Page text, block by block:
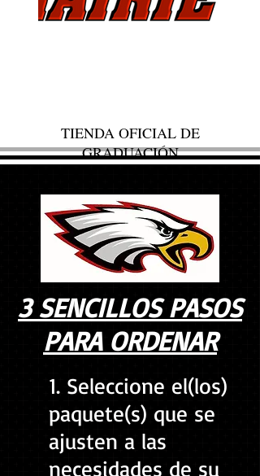
TIENDA OFICIAL DE
GRADUACIÓN
3 SENCILLOS PASOS
PARA ORDENAR
1. Seleccione el(los)
paquete(s) que se
ajusten a las
necesidades de su